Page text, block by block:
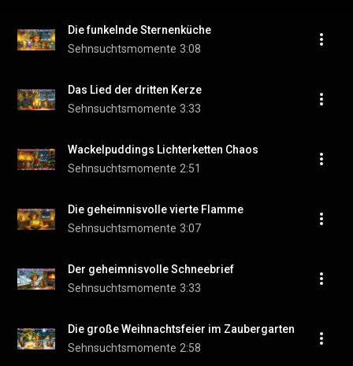
Die funkelnde Sternenküche
Sehnsuchtsmomente 3:08
Das Lied der dritten Kerze
Sehnsuchtsmomente 3:33
Wackelpuddings Lichterketten Chaos
Sehnsuchtsmomente 2:51
Die geheimnisvolle vierte Flamme
Sehnsuchtsmomente 3:07
Der geheimnisvolle Schneebrief
Sehnsuchtsmomente 3:33
Die große Weihnachtsfeier im Zaubergarten
Sehnsuchtsmomente 2:58